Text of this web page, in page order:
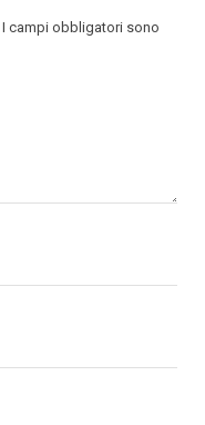
I campi obbligatori sono